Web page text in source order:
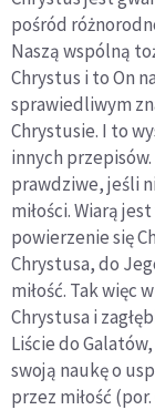
pośród
Naszą wspólną
Chrystus i to On
sprawiedliwym
Chrystusie. I to
innych
prawdziwe, jeśli
miłości. Wiarą
powierzenie się
Chrystusa, do
miłość. Tak więc
Chrystusa i
Liście do
swoją naukę o
przez miłość (por.